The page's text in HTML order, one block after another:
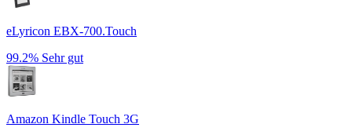
eLyricon EBX-700.Touch
99.2% Sehr gut
Amazon Kindle Touch 3G